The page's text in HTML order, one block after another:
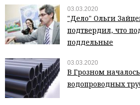
03.03.2020
"Дело" Ольги
подтвердил, что
поддельные
03.03.2020
В Грозном
водопроводных